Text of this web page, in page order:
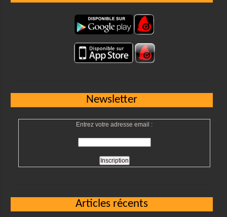
Newsletter
Entrez votre adresse email :
Articles récents